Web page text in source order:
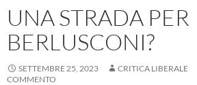
UNA STRADA PER
BERLUSCONI?
SETTEMBRE 25, 2023 CRITICA LIBERALE
COMMENTO